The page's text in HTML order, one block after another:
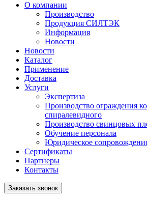
О компании
Производство
Продукция СИЛТЭК
Информация
Новости
Новости
Каталог
Применение
Доставка
Услуги
Экспертиза
Производство ограждения
спиралевидного
Производство свинцовых
Обучение персонала
Юридическое
Сертификаты
Партнеры
Контакты